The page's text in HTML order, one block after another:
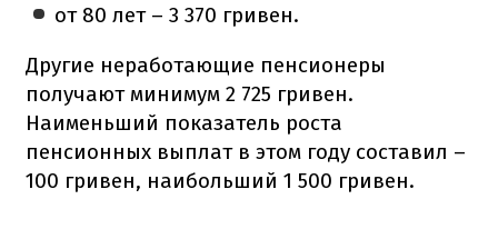
от 80 лет – 3 370 гривен.
Другие неработающие пенсионеры
получают минимум 2 725 гривен.
Наименьший показатель роста
пенсионных выплат в этом году составил –
100 гривен, наибольший 1 500 гривен.